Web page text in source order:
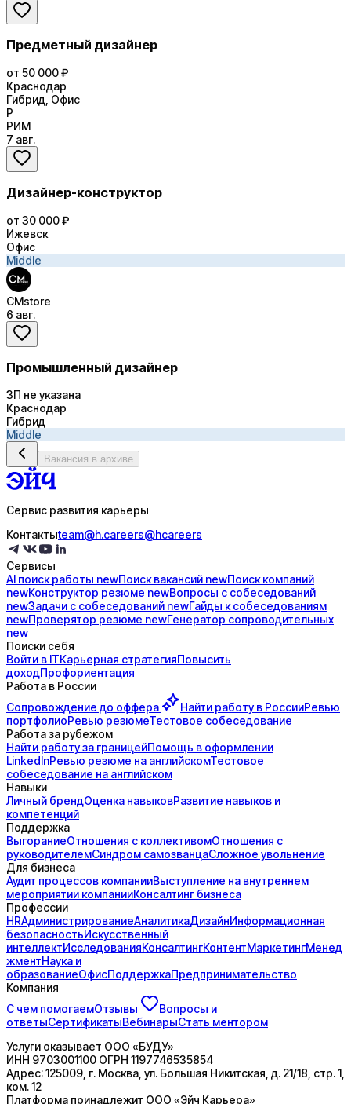
Предметный дизайнер
от 50 000 ₽
Краснодар
Гибрид, Офис
Р
РИМ
7 авг.
Дизайнер-конструктор
от 30 000 ₽
Ижевск
Офис
Middle
CMstore
6 авг.
Промышленный дизайнер
ЗП не указана
Краснодар
Гибрид
Middle
Вакансия в архиве
Сервис развития карьеры
Контактыteam@h.careers@hcareers
Сервисы
AI поискработы newПоисквакансий newПоисккомпаний
newКонструктор резюме newВопросы с собеседований
newЗадачи с собеседований newГайды ксобеседованиям
newПроверятор резюме newГенератор сопроводительных
new
Поиски себя
Войти в ITКарьерная стратегияПовысить
доходПрофориентация
Работа в России
Сопровождение до оффера Найти работу в РоссииРевью
портфолиоРевью резюмеТестовое собеседование
Работа за рубежом
Найти работу за границейПомощь в оформлении
LinkedInРевью резюме на английскомТестовое
собеседование на английском
Навыки
Личный брендОценка навыковРазвитие навыков и
компетенций
Поддержка
ВыгораниеОтношения с коллективомОтношения с
руководителемСиндром самозванцаСложное увольнение
Для бизнеса
Аудит процессов компанииВыступление на внутреннем
мероприятии компанииКонсалтинг бизнеса
Профессии
HRАдминистрированиеАналитикаДизайнИнформационная
безопасностьИскусственный
интеллектИсследованияКонсалтингКонтентМаркетингМенед
жментНаука и
образованиеОфисПоддержкаПредпринимательство
Компания
С чем помогаемОтзывы
Вопросы и
ответыСертификатыВебинарыСтать ментором
Услуги оказывает ООО «БУДУ»
ИНН 9703001100 ОГРН 1197746535854
Адрес:125009, г. Москва, ул. Большая Никитская, д. 21/18, стр. 1,
ком. 12
Платформа принадлежит ООО «Эйч Карьера»